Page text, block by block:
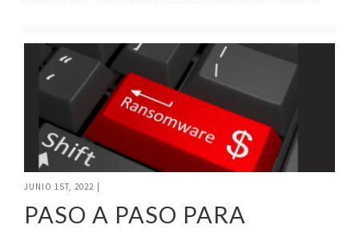
JUNIO 1ST, 2022
PASO A PASO PARA